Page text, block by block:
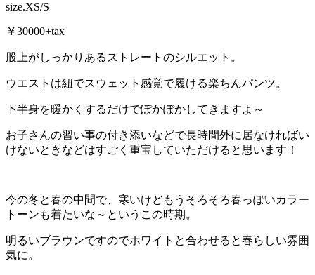
size.XS/S
￥30000+tax
股上がしっかりあるストレートのシルエット。
ウエストは紐でスウェット感覚で履ける楽ちんパンツ。
下半身を暖かくするだけでぽかぽかしてきますよ～
お子さんの習い事の付き添いなどで長時間外に居なければい
けないときなどはすごく重宝していただけると思います！
今の冬と春の中間で、寒いけどもうそろそろ春っぽいカラー
トーンも着たいな～というこの時期。
明るいブラウンですのでホワイトと合わせると春らしい雰囲
気に。